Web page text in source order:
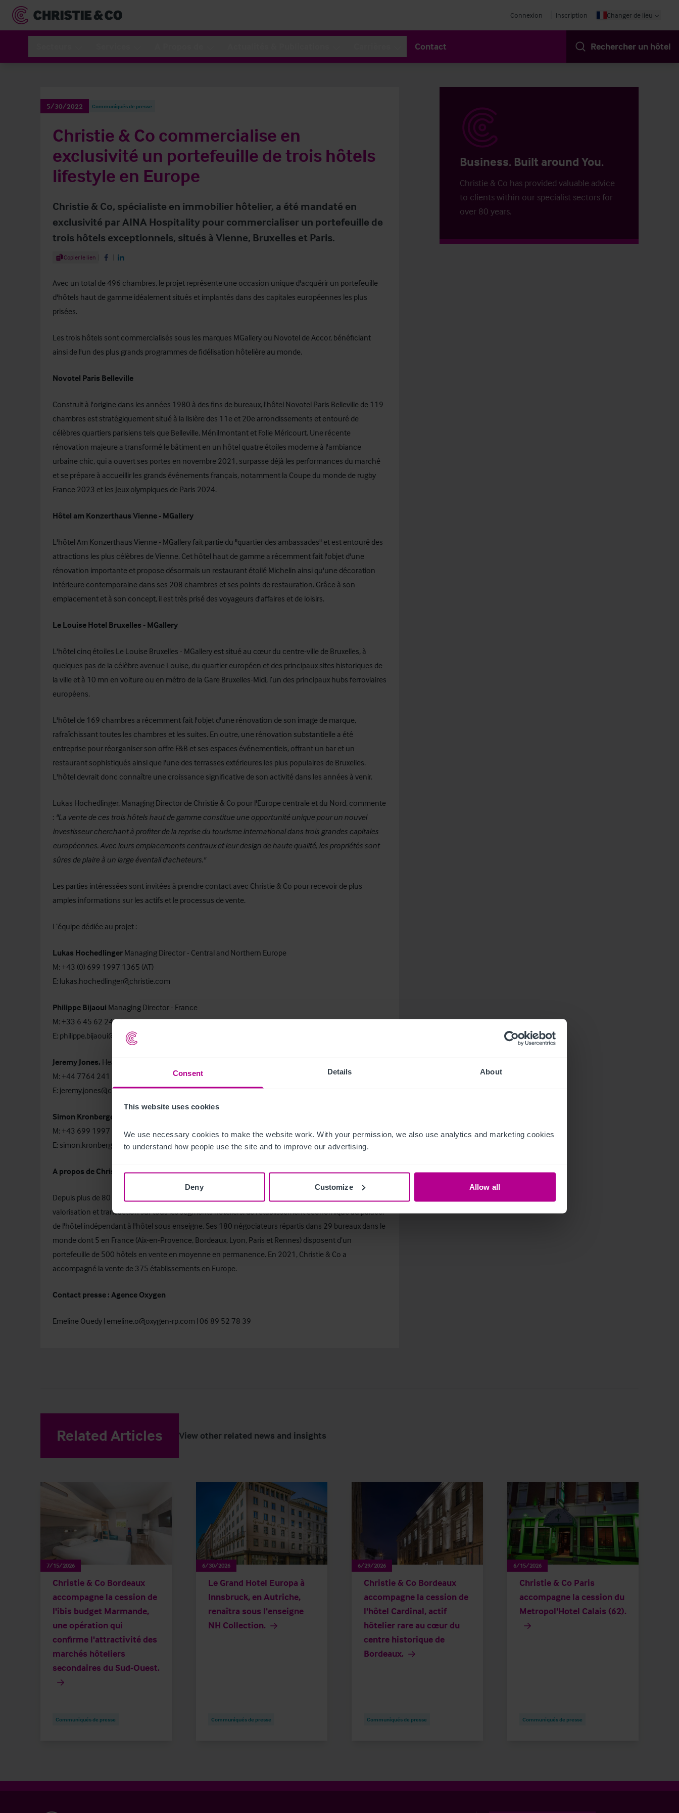
Consent Details About
This website uses cookies
We use necessary cookies to make the website work. With your permission, we also use analytics and marketing cookies
to understand how people use the site and to improve our advertising.
Deny Customize Allow all
Connexion Inscription Changer de lieu
Contact Rechercher un hôtel
5/30/2022 Communiqués de presse
Christie & Co commercialise en
exclusivité un portefeuille de trois hôtels
lifestyle en Europe
Christie & Co, spécialiste en immobilier hôtelier, a été mandaté en
exclusivité par AINA Hospitality pour commercialiser un portefeuille de
trois hôtels exceptionnels, situés à Vienne, Bruxelles et Paris.
Share Article
Copier le lien Share on Facebook
Share on LinkedIn
Business. Built around You.
Christie & Co has provided valuable advice
to clients within our specialist sectors for
over 80 years.
Avec un total de 496 chambres, le projet représente une occasion unique d'acquérir un portefeuille
d'hôtels haut de gamme idéalement situés et implantés dans des capitales européennes les plus
prisées.
Les trois hôtels sont commercialisés sous les marques MGallery ou Novotel de Accor, bénéficiant
ainsi de l'un des plus grands programmes de fidélisation hôtelière au monde.
Novotel Paris Belleville
Construit à l'origine dans les années 1980 à des fins de bureaux, l'hôtel Novotel Paris Belleville de 119
chambres est stratégiquement situé à la lisière des 11e et 20e arrondissements et entouré de
célèbres quartiers parisiens tels que Belleville, Ménilmontant et Folie Méricourt. Une récente
rénovation majeure a transformé le bâtiment en un hôtel quatre étoiles moderne à l'ambiance
urbaine chic, qui a ouvert ses portes en novembre 2021, surpasse déjà les performances du marché
et se prépare à accueillir les grands événements français, notamment la Coupe du monde de rugby
France 2023 et les Jeux olympiques de Paris 2024.
Hôtel am Konzerthaus Vienne - MGallery
L'hôtel Am Konzerthaus Vienne - MGallery fait partie du "quartier des ambassades" et est entouré des
attractions les plus célèbres de Vienne. Cet hôtel haut de gamme a récemment fait l'objet d'une
rénovation importante et propose désormais un restaurant étoilé Michelin ainsi qu'une décoration
intérieure contemporaine dans ses 208 chambres et ses points de restauration. Grâce à son
emplacement et à son concept, il est très prisé des voyageurs d'affaires et de loisirs.
Le Louise Hotel Bruxelles - MGallery
L'hôtel cinq étoiles Le Louise Bruxelles - MGallery est situé au cœur du centre-ville de Bruxelles, à
quelques pas de la célèbre avenue Louise, du quartier européen et des principaux sites historiques de
la ville et à 10 mn en voiture ou en métro de la Gare Bruxelles-Midi, l’un des principaux hubs ferroviaires
européens.
L'hôtel de 169 chambres a récemment fait l'objet d'une rénovation de son image de marque,
rafraîchissant toutes les chambres et les suites. En outre, une rénovation substantielle a été
entreprise pour réorganiser son offre F&B et ses espaces événementiels, offrant un bar et un
restaurant sophistiqués ainsi que l'une des terrasses extérieures les plus populaires de Bruxelles.
L'hôtel devrait donc connaître une croissance significative de son activité dans les années à venir.
Lukas Hochedlinger, Managing Director de Christie & Co pour l'Europe centrale et du Nord, commente
: "La vente de ces trois hôtels haut de gamme constitue une opportunité unique pour un nouvel
investisseur cherchant à profiter de la reprise du tourisme international dans trois grandes capitales
européennes. Avec leurs emplacements centraux et leur design de haute qualité, les propriétés sont
sûres de plaire à un large éventail d'acheteurs."
Les parties intéressées sont invitées à prendre contact avec Christie & Co pour recevoir de plus
amples informations sur les actifs et le processus de vente.
L’équipe dédiée au projet :
Lukas Hochedlinger Managing Director - Central and Northern Europe
M: +43 (0) 699 1997 1365 (AT)
E: lukas.hochedlinger@christie.com
Philippe Bijaoui Managing Director - France
M: +33 6 45 62 24 12
E: philippe.bijaoui@christie.com
Jeremy Jones, Head of Brokerage - Hotels - UK
M: +44 7764 241 284
E: jeremy.jones@christie.com
Simon Kronberger,
M: +43 699 1997 1333
E: simon.kronberger@christie.com
A propos de Christie & Co
Depuis plus de 80 ans, Christie & Co apporte aux acquéreurs et aux vendeurs ses services en conseil,
valorisation et transaction sur tous les segments hôteliers, de l'établissement économique au palace,
de l'hôtel indépendant à l'hôtel sous enseigne. Ses 180 négociateurs répartis dans 29 bureaux dans le
monde dont 5 en France (Aix-en-Provence, Bordeaux, Lyon, Paris et Rennes) disposent d’un
portefeuille de 500 hôtels en vente en moyenne en permanence. En 2021, Christie & Co a
accompagné la vente de 375 établissements en Europe.
Contact presse : Agence Oxygen
Emeline Ouedy | emeline.o@oxygen-rp.com | 06 89 52 78 39
Related Articles View other related news and insights
7/15/2026
Christie & Co Bordeaux
accompagne la cession de
l'ibis budget Marmande,
une opération qui
confirme l'attractivité des
marchés hôteliers
secondaires du Sud-Ouest.
Communiqués de presse
6/30/2026
Le Grand Hotel Europa à
Innsbruck, en Autriche,
renaîtra sous l’enseigne
NH Collection.
Communiqués de presse
6/29/2026
Christie & Co Bordeaux
accompagne la cession de
l'hôtel Cardinal, actif
hôtelier rare au cœur du
centre historique de
Bordeaux.
Communiqués de presse
6/15/2026
Christie & Co Paris
accompagne la cession du
Metropol'Hotel Calais (62).
Communiqués de presse